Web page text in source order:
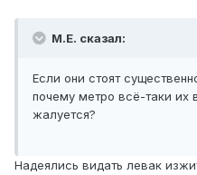
М.Е. сказал:
Если они стоят
почему метро всё-таки их
жалуется?
Надеялись видать левак